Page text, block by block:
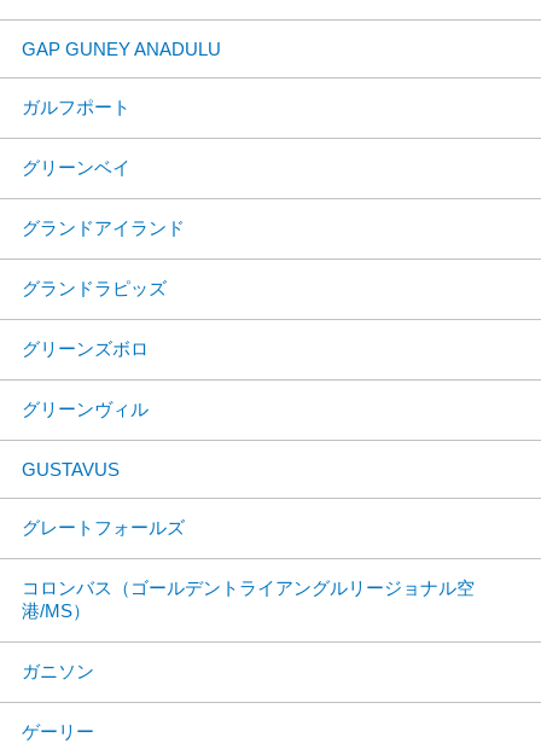
GAP GUNEY ANADULU
ガルフポート
グリーンベイ
グランドアイランド
グランドラピッズ
グリーンズボロ
グリーンヴィル
GUSTAVUS
グレートフォールズ
コロンバス（ゴールデントライアングルリージョナル空
港/MS）
ガニソン
ゲーリー